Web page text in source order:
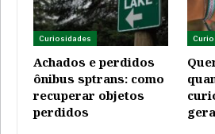
Curiosidades
Achados e perdidos
ônibus sptrans: como
recuperar objetos
perdidos